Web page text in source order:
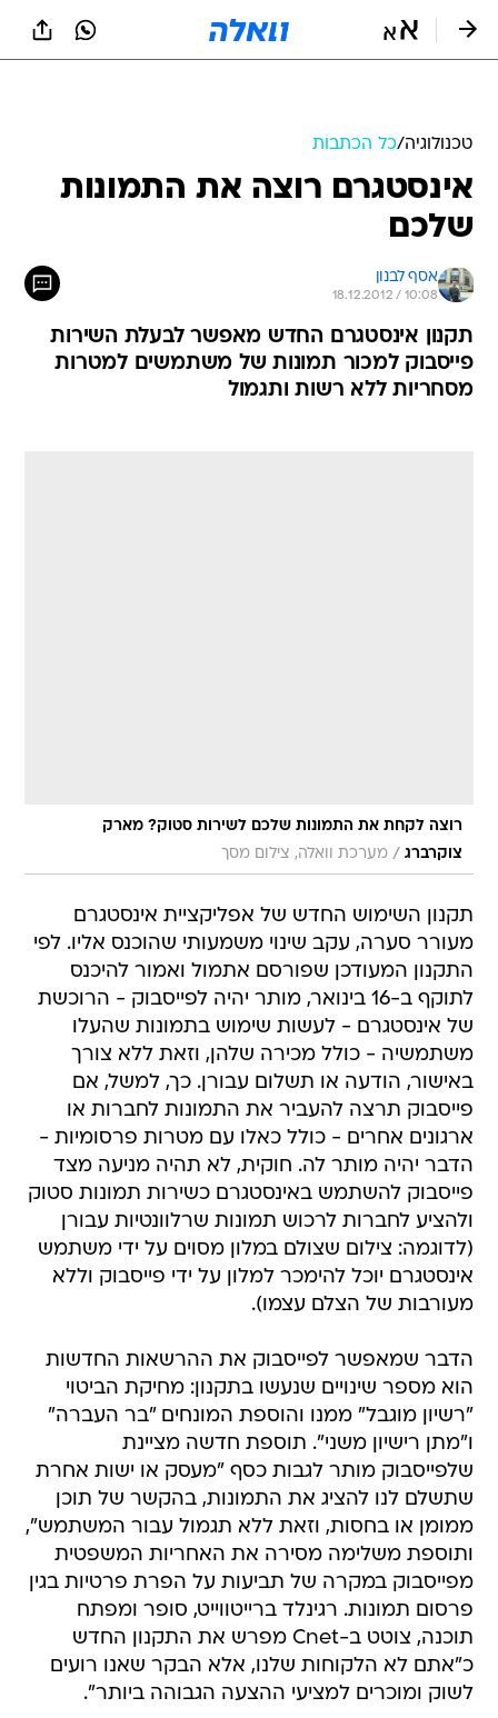
טכנולוגיה/כל הכתבות
אינסטגרם רוצה את התמונות
שלכם
אסף לבנון
18.12.2012 / 10:08
תקנון אינסטגרם החדש מאפשר לבעלת השירות
פייסבוק למכור תמונות של משתמשים למטרות
מסחריות ללא רשות ותגמול
רוצה לקחת את התמונות שלכם לשירות סטוק? מארק
צוקרברג / מערכת וואלה, צילום מסך
תקנון השימוש החדש של אפליקציית אינסטגרם
מעורר סערה, עקב שינוי משמעותי שהוכנס אליו. לפי
התקנון המעודכן שפורסם אתמול ואמור להיכנס
לתוקף ב-16 בינואר, מותר יהיה לפייסבוק - הרוכשת
של אינסטגרם - לעשות שימוש בתמונות שהעלו
משתמשיה - כולל מכירה שלהן, וזאת ללא צורך
באישור, הודעה או תשלום עבורן. כך, למשל, אם
פייסבוק תרצה להעביר את התמונות לחברות או
ארגונים אחרים - כולל כאלו עם מטרות פרסומיות -
הדבר יהיה מותר לה. חוקית, לא תהיה מניעה מצד
פייסבוק להשתמש באינסטגרם כשירות תמונות סטוק
ולהציע לחברות לרכוש תמונות שרלוונטיות עבורן
(לדוגמה: צילום שצולם במלון מסוים על ידי משתמש
אינסטגרם יוכל להימכר למלון על ידי פייסבוק וללא
מעורבות של הצלם עצמו).
הדבר שמאפשר לפייסבוק את ההרשאות החדשות
הוא מספר שינויים שנעשו בתקנון: מחיקת הביטוי
"רשיון מוגבל" ממנו והוספת המונחים "בר העברה"
ו"מתן רישיון משני". תוספת חדשה מציינת
שלפייסבוק מותר לגבות כסף "מעסק או ישות אחרת
שתשלם לנו להציג את התמונות, בהקשר של תוכן
ממומן או בחסות, וזאת ללא תגמול עבור המשתמש",
ותוספת משלימה מסירה את האחריות המשפטית
מפייסבוק במקרה של תביעות על הפרת פרטיות בגין
פרסום תמונות. רגינלד ברייטווייט, סופר ומפתח
תוכנה, צוטט ב-Cnet מפרש את התקנון החדש
כ"אתם לא הלקוחות שלנו, אלא הבקר שאנו רועים
לשוק ומוכרים למציעי ההצעה הגבוהה ביותר".